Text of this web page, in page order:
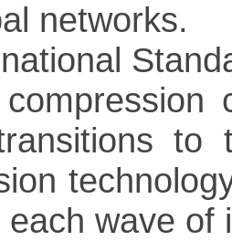
networks.
to
each wave of